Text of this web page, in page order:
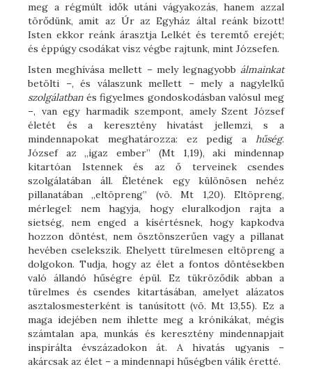
meg a régmúlt idők utáni vágyakozás, hanem azzal
törődünk, amit az Úr az Egyház által reánk bízott!
Isten ekkor reánk árasztja Lelkét és teremtő erejét;
és éppúgy csodákat visz végbe rajtunk, mint Józsefen.
Isten meghívása mellett – mely legnagyobb álmainkat
betölti –, és válaszunk mellett – mely a nagylelkű
szolgálatbanés figyelmes gondoskodásban valósul meg
–, van egy harmadik szempont, amely Szent József
életét és a keresztény hivatást jellemzi, s a
mindennapokat meghatározza: ez pedig a hűség.
József az „igaz ember” (Mt 1,19), aki mindennap
kitartóan Istennek és az ő terveinek csendes
szolgálatában áll. Életének egy különösen nehéz
pillanatában „eltöpreng” (vö. Mt 1,20). Eltöpreng,
mérlegel: nem hagyja, hogy eluralkodjon rajta a
sietség, nem enged a kísértésnek, hogy kapkodva
hozzon döntést, nem ösztönszerűen vagy a pillanat
hevében cselekszik. Ehelyett türelmesen eltöpreng a
dolgokon. Tudja, hogy az élet a fontos döntésekben
való állandó hűségre épül. Ez tükröződik abban a
türelmes és csendes kitartásában, amelyet alázatos
asztalosmesterként is tanúsított (vö. Mt 13,55). Ez a
maga idejében nem ihlette meg a krónikákat, mégis
számtalan apa, munkás és keresztény mindennapjait
inspirálta évszázadokon át. A hivatás ugyanis –
akárcsak az élet – a mindennapi hűségben válik éretté.